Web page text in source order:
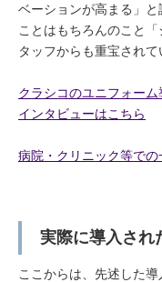
ベーションが高まる」
ことはもちろんのこと
タッフからも重宝されて
クラシコのユニフォー
インタビューはこちら
病院・クリニック等で
実際に導入され
ここからは、先述した